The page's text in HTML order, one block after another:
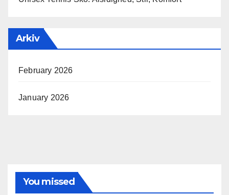
Arkiv
February 2026
January 2026
You missed